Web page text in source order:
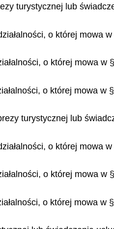
turystycznej lub
o której mowa
o której mowa
o której mowa
turystycznej lub
o której mowa
o której mowa
o której mowa